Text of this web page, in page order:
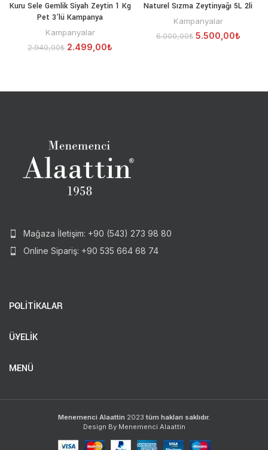
Kuru Sele Gemlik Siyah Zeytin 1 Kg
Pet 3’lü Kampanya
Kampanyalar
2.940,00₺ 2.499,00₺
Naturel Sızma Zeytinyağı 5L 2li
Kampanyalar
6.000,00₺ 5.500,00₺
Mağaza İletişim: +90 (543) 273 98 80
Online Sipariş: +90 535 664 68 74
POLİTİKALAR
ÜYELİK
MENÜ
Menemenci Alaattin 2023tüm hakları saklıdır.
Design By Menemenci Alaattin